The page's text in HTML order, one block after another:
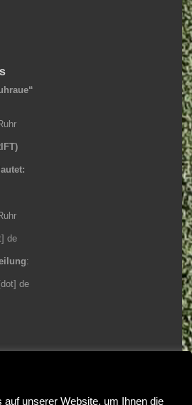
de
:
de
unserer Website, um Ihnen die